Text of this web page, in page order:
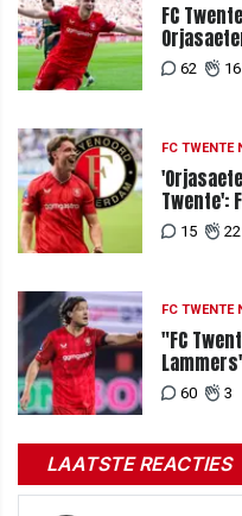
FC
megabod
62 16
FC TWENTE
Twente':
recordbod
15 22
FC TWENTE
"FC
60 3
LAATSTE REACTIES